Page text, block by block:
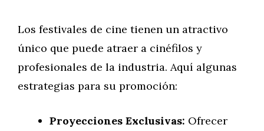
Los festivales de cine tienen un atractivo
único que puede atraer a cinéfilos y
profesionales de la industria. Aquí algunas
estrategias para su promoción:
Proyecciones Exclusivas: Ofrecer